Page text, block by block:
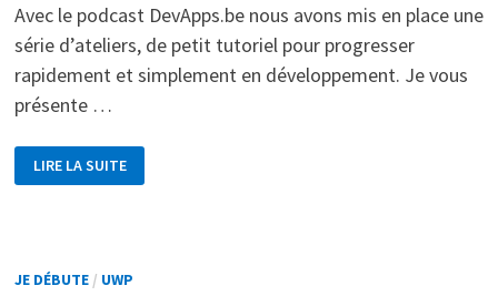
Avec le podcast DevApps.be nous avons mis en place une
série d’ateliers, de petit tutoriel pour progresser
rapidement et simplement en développement. Je vous
présente …
DÉBUTER
AVEC
AZURE.
À
LIRE LA SUITE
JE DÉBUTE/ UWP